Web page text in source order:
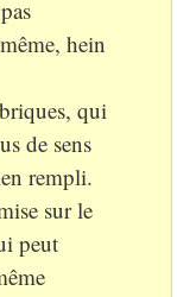
hein
qui
de sens
rempli.
sur le
peut